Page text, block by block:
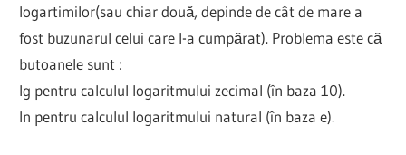
logartimilor(sau chiar două, depinde de cât de mare a
fost buzunarul celui care l-a cumpărat). Problema este că
butoanele sunt :
lg pentru calculul logaritmului zecimal (în baza 10).
ln pentru calculul logaritmului natural (în baza e).